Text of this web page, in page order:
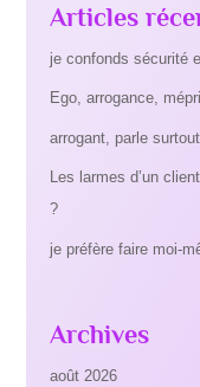
Articles
je confonds sécurité
Ego, arrogance,
arrogant, parle
Les larmes d’un
?
je préfère faire moi-
Archives
août 2026